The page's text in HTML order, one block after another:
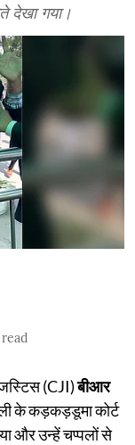
देखा गया।
जस्टिस (CJI)बीआर
के कड़कड़डूमा कोर्ट
और उन्हें चप्पलों से